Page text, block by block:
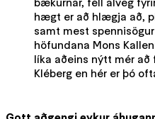
hægt er að hlægja að,
samt mest
höfundana Mons
líka aðeins nýtt mér
Kléberg en hér er þó